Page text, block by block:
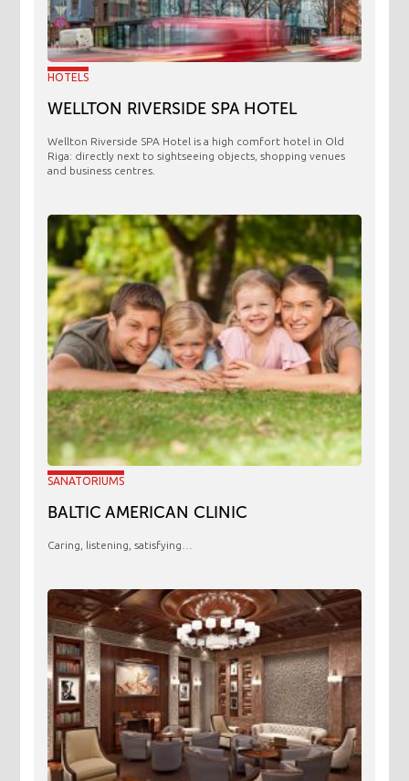
HOTELS
WELLTON RIVERSIDE SPA HOTEL
Wellton Riverside SPA Hotel is a high comfort hotel in Old
Riga: directly next to sightseeing objects, shopping venues
and business centres.
SANATORIUMS
BALTIC AMERICAN CLINIC
Caring, listening, satisfying…